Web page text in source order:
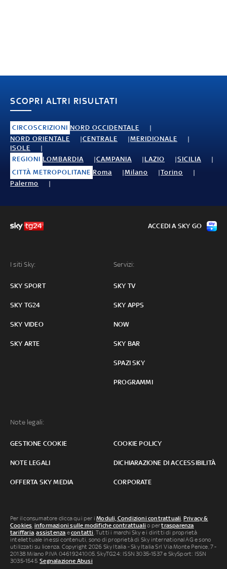
SCOPRI ALTRI RISULTATI
CIRCOSCRIZIONI NORD OCCIDENTALE
NORD ORIENTALE
CENTRALE
MERIDIONALE
ISOLE
REGIONI LOMBARDIA CAMPANIA LAZIO
SICILIA
CITTÀ METROPOLITANE Roma Milano
Torino
Palermo
I siti Sky:
SKY SPORT
SKY TG24
SKY VIDEO
SKY ARTE
Servizi:
SKY TV
SKY APPS
NOW
SKY BAR
SPAZI SKY
PROGRAMMI
Note legali:
GESTIONE COOKIE COOKIE POLICY
NOTE LEGALI DICHIARAZIONE DI ACCESSIBILITÀ
OFFERTA SKY MEDIA CORPORATE
ACCEDI A SKY GO
Per il consumatore clicca qui per iModuli, Condizioni contrattuali, Privacy &
Cookies, informazioni sulle modifiche contrattuali o pertrasparenza
tariffaria,assistenza econtatti. Tutti i marchi Sky e i diritti di proprietà
intellettuale in essi contenuti, sono di proprietà di Sky international AG e sono
utilizzati su licenza. Copyright 2026 Sky Italia - Sky Italia Srl Via Monte Penice, 7 -
20138 Milano P.IVA 04619241005. SkyTG24: ISSN 3035-1537 e SkySport: ISSN
3035-1545.Segnalazione Abusi